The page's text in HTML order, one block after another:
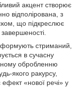
акцент створює
відполірована, з
що підкреслює
завершеності.
формують стриманий,
в сучасну
обробленню
якого ракурсу,
ефект «нової речі» у